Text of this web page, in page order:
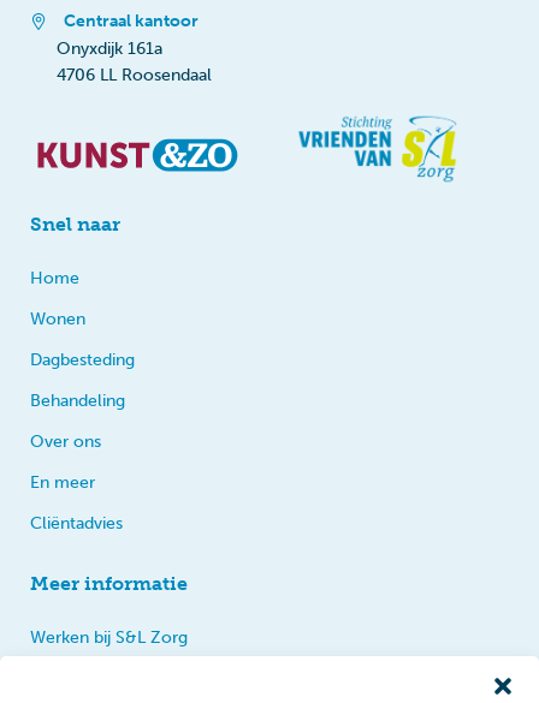
Centraal kantoor
Onyxdijk 161a
4706 LL Roosendaal
Snel naar
Home
Wonen
Dagbesteding
Behandeling
Over ons
En meer
Cliëntadvies
Meer informatie
Werken bij S&L Zorg